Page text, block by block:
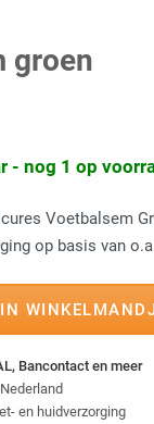
groen
- nog 1 op
Voetbalsem
op basis van
Bancontact en meer
en huidverzorging